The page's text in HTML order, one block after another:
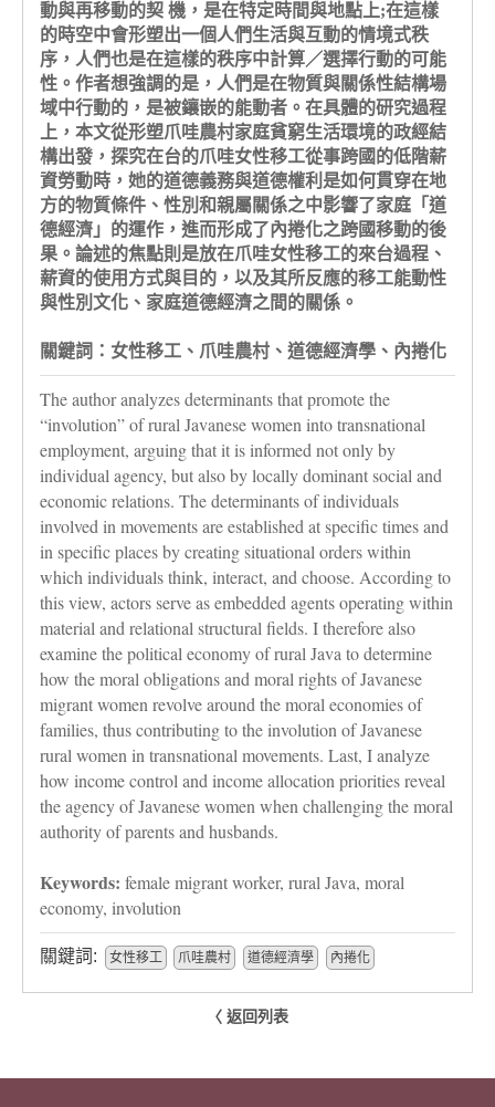
動與再移動的契 機，是在特定時間與地點上;在這樣
的時空中會形塑出一個人們生活與互動的情境式秩
序，人們也是在這樣的秩序中計算／選擇行動的可能
性。作者想強調的是，人們是在物質與關係性結構場
域中行動的，是被鑲嵌的能動者。在具體的研究過程
上，本文從形塑爪哇農村家庭貧窮生活環境的政經結
構出發，探究在台的爪哇女性移工從事跨國的低階薪
資勞動時，她的道德義務與道德權利是如何貫穿在地
方的物質條件、性別和親屬關係之中影響了家庭「道
德經濟」的運作，進而形成了內捲化之跨國移動的後
果。論述的焦點則是放在爪哇女性移工的來台過程、
薪資的使用方式與目的，以及其所反應的移工能動性
與性別文化、家庭道德經濟之間的關係。
關鍵詞：女性移工、爪哇農村、道德經濟學、內捲化
The author analyzes determinants that promote the
“involution” of rural Javanese women into transnational
employment, arguing that it is informed not only by
individual agency, but also by locally dominant social and
economic relations. The determinants of individuals
involved in movements are established at specific times and
in specific places by creating situational orders within
which individuals think, interact, and choose. According to
this view, actors serve as embedded agents operating within
material and relational structural fields. I therefore also
examine the political economy of rural Java to determine
how the moral obligations and moral rights of Javanese
migrant women revolve around the moral economies of
families, thus contributing to the involution of Javanese
rural women in transnational movements. Last, I analyze
how income control and income allocation priorities reveal
the agency of Javanese women when challenging the moral
authority of parents and husbands.
Keywords: female migrant worker, rural Java, moral
economy, involution
關鍵詞: 女性移工 爪哇農村 道德經濟學 內捲化
〈 返回列表